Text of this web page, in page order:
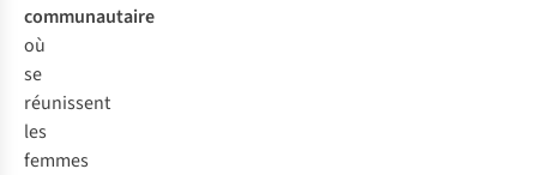
communautaire
où
se
réunissent
les
femmes